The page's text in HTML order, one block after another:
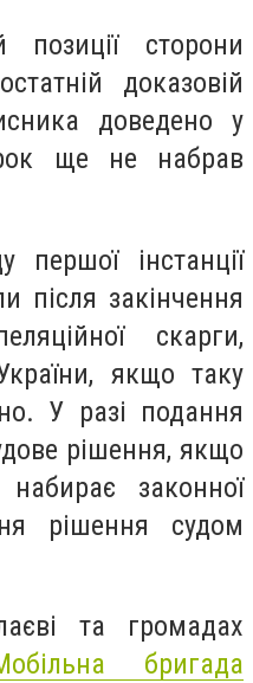
позиції сторони
доказовій
доведено у
ще не набрав
першої інстанції
після закінчення
скарги,
якщо таку
У разі подання
рішення, якщо
законної
рішення судом
та громадах
бригада